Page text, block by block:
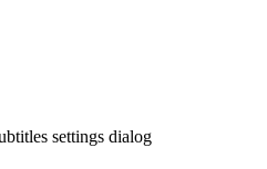
settings dialog